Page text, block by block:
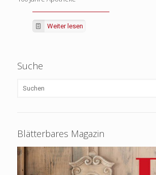
Weiter lesen
Suche
Blätterbares Magazin